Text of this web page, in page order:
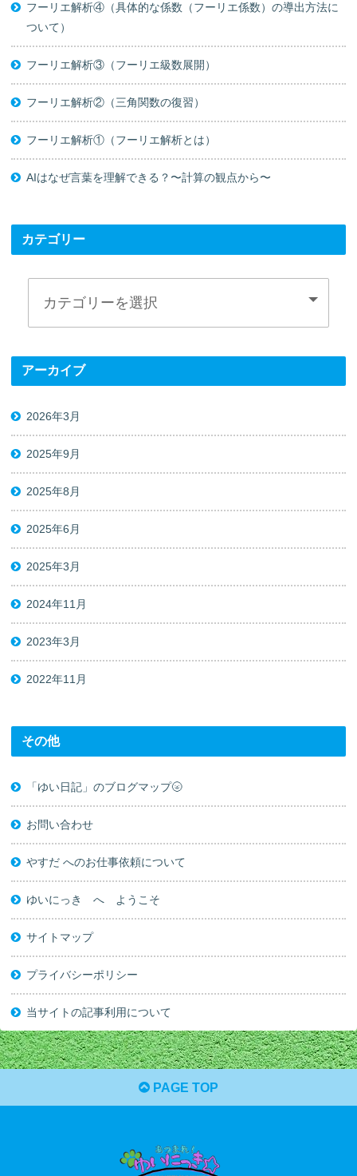
フーリエ解析④（具体的な係数（フーリエ係数）の導出方法に
ついて）
フーリエ解析③（フーリエ級数展開）
フーリエ解析②（三角関数の復習）
フーリエ解析①（フーリエ解析とは）
AIはなぜ言葉を理解できる？〜計算の観点から〜
カテゴリー
アーカイブ
2026年3月
2025年9月
2025年8月
2025年6月
2025年3月
2024年11月
2023年3月
2022年11月
その他
「ゆい日記」のブログマップ🌝
お問い合わせ
やすだ へのお仕事依頼について
ゆいにっき へ ようこそ
サイトマップ
プライバシーポリシー
当サイトの記事利用について
PAGE TOP